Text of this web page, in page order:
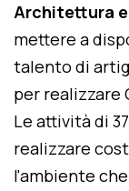
Architettura
mettere a
talento di
per realizzare
Le attività di
realizzare
l'ambiente